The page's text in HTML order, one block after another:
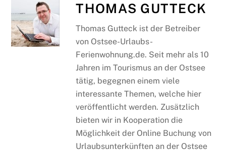
THOMAS GUTTECK
Thomas Gutteck ist der Betreiber
von Ostsee-Urlaubs-
Ferienwohnung.de. Seit mehr als 10
Jahren im Tourismus an der Ostsee
tätig, begegnen einem viele
interessante Themen, welche hier
veröffentlicht werden. Zusätzlich
bieten wir in Kooperation die
Möglichkeit der Online Buchung von
Urlaubsunterkünften an der Ostsee